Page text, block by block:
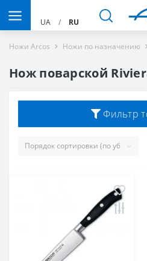
UA / RU
Ножи Arcos Ножи по назначению
Нож поварской
Фильтр